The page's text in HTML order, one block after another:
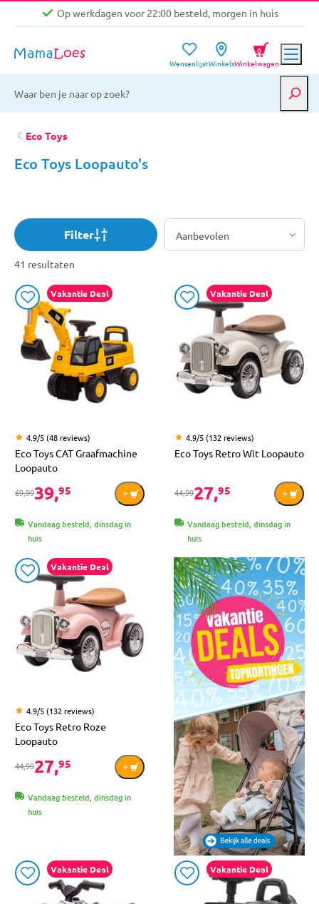
Op werkdagen voor 22:00 besteld, morgen in huis
Niet goed, geld terug garantie
Gratis verzending vanaf €39,-
Op werkdagen voor 22:00 besteld, morgen in huis
WensenlijstWinkelsWinkelwagen
0
Eco Toys
Eco Toys Loopauto's
Filter
41 resultaten
Vakantie Deal
4.9/5 (48 reviews)
Eco Toys CAT Graafmachine
Loopauto
69,9939,95
Vandaag besteld, dinsdag in
huis
Vakantie Deal
4.9/5 (132 reviews)
Eco Toys Retro Wit Loopauto
44,9927,95
Vandaag besteld, dinsdag in
huis
Vakantie Deal
4.9/5 (132 reviews)
Eco Toys Retro Roze
Loopauto
44,9927,95
Vandaag besteld, dinsdag in
huis
Vakantie Deal Vakantie Deal